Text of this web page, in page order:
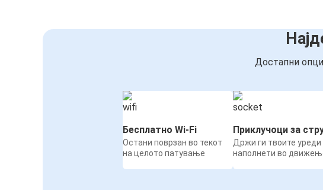
Достапни
Бесплатно Wi-Fi
Остани поврзан во текот
на целото патување
Приклучоци за
Држи ги твоите уреди
наполнети во